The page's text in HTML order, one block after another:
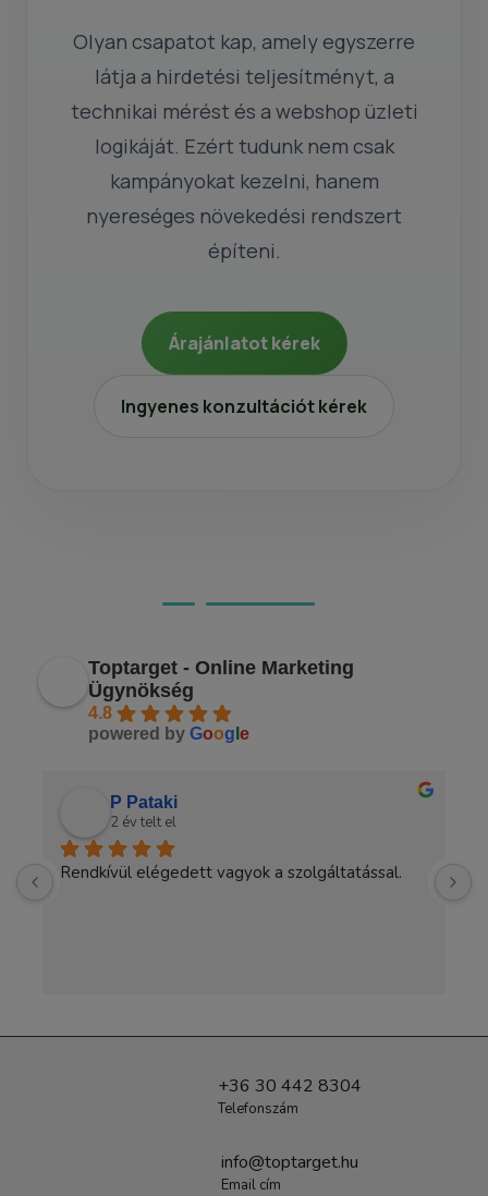
Olyan csapatot kap, amely egyszerre
látja a hirdetési teljesítményt, a
technikai mérést és a webshop üzleti
logikáját. Ezért tudunk nem csak
kampányokat kezelni, hanem
nyereséges növekedési rendszert
építeni.
Árajánlatot kérek
Ingyenes konzultációt kérek
Toptarget - Online Marketing
Ügynökség
4.8
powered by Goog e
P Pataki
2 év telt el
Rendkívül elégedett vagyok a szolgáltatással.
+36 30 442 8304
Telefonszám
info@toptarget.hu
Email cím